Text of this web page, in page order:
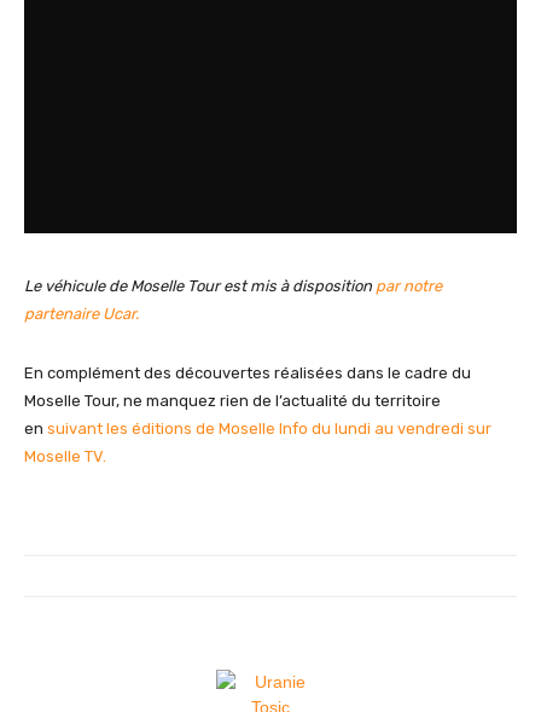
Le véhicule de Moselle Tour est mis à disposition par notre
partenaire Ucar.
En complément des découvertes réalisées dans le cadre du
Moselle Tour, ne manquez rien de l’actualité du territoire
en suivant les éditions de Moselle Info du lundi au vendredi sur
Moselle TV.